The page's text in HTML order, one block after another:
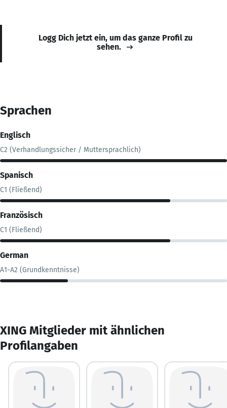
Logg Dich jetzt ein, um das ganze Profil zu
sehen.
Sprachen
Englisch
C2 (Verhandlungssicher / Muttersprachlich)
Spanisch
C1 (Fließend)
Französisch
C1 (Fließend)
German
A1-A2 (Grundkenntnisse)
XING Mitglieder mit ähnlichen
Profilangaben